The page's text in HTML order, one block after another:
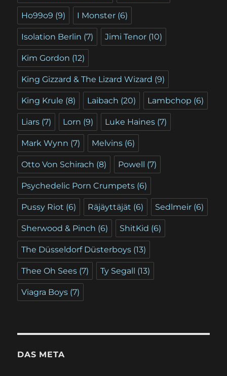
Ho99o9 (9) I Monster (6)
Isolation Berlin (7) Jimi Tenor (10)
Kim Gordon (12)
King Gizzard & The Lizard Wizard (9)
King Krule (8) Laibach (20) Lambchop (6)
Liars (7) Lorn (9) Luke Haines (7)
Mark Wynn (7) Melvins (6)
Otto Von Schirach (8) Powell (7)
Psychedelic Porn Crumpets (6)
Pussy Riot (6) Räjäyttäjät (6) Sedlmeir (6)
Sherwood & Pinch (6) ShitKid (6)
The Düsseldorf Düsterboys (13)
Thee Oh Sees (7) Ty Segall (13)
Viagra Boys (7)
DAS META